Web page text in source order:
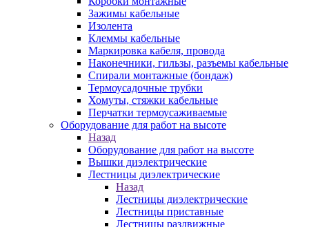
Зажимы кабельные
Изолента
Клеммы кабельные
Маркировка кабеля, провода
Наконечники, гильзы, разъемы кабельные
Спирали монтажные (бондаж)
Термоусадочные трубки
Хомуты, стяжки кабельные
Перчатки термоусаживаемые
Оборудование для работ на высоте
Назад
Оборудование для работ на высоте
Вышки диэлектрические
Лестницы диэлектрические
Назад
Лестницы диэлектрические
Лестницы приставные
Лестницы раздвижные